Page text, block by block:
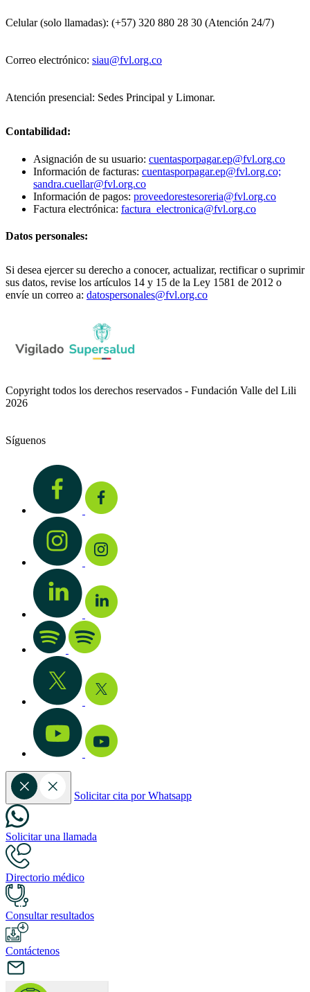
Celular (solo llamadas): (+57) 320 880 28 30 (Atención 24/7)
Correo electrónico: siau@fvl.org.co
Atención presencial: Sedes Principal y Limonar.
Contabilidad:
Asignación de su usuario: cuentasporpagar.ep@fvl.org.co
Información de facturas: cuentasporpagar.ep@fvl.org.co;
sandra.cuellar@fvl.org.co
Información de pagos: proveedorestesoreria@fvl.org.co
Factura electrónica: factura_electronica@fvl.org.co
Datos personales:
Si desea ejercer su derecho a conocer, actualizar, rectificar o suprimir
sus datos, revise los artículos 14 y 15 de la Ley 1581 de 2012 o
envíe un correo a: datospersonales@fvl.org.co
Copyright todos los derechos reservados - Fundación Valle del Lili
2026
Síguenos
Solicitar cita por Whatsapp
Solicitar una llamada
Directorio médico
Consultar resultados
Contáctenos